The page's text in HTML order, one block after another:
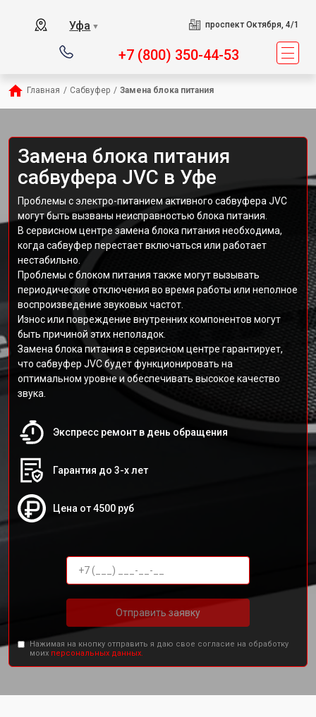
Уфа ▼ проспект Октября, 4/1
+7 (800) 350-44-53
Главная / Сабвуфер / Замена блока питания
Замена блока питания
сабвуфера JVC в Уфе
Проблемы с электро-питанием активного сабвуфера JVC
могут быть вызваны неисправностью блока питания.
В сервисном центре замена блока питания необходима,
когда сабвуфер перестает включаться или работает
нестабильно.
Проблемы с блоком питания также могут вызывать
периодические отключения во время работы или неполное
воспроизведение звуковых частот.
Износ или повреждение внутренних компонентов могут
быть причиной этих неполадок.
Замена блока питания в сервисном центре гарантирует,
что сабвуфер JVC будет функционировать на
оптимальном уровне и обеспечивать высокое качество
звука.
Экспресс ремонт в день обращения
Гарантия до 3-х лет
Цена от 4500 руб
Отправить заявку
Нажимая на кнопку отправить я даю свое согласие на обработку
моих персональных данных.